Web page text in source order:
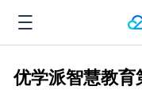
优学派智慧教